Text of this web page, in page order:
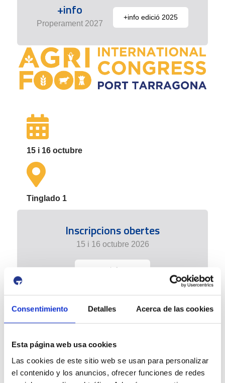
Consentimiento Detalles Acerca de las cookies
Esta página web usa cookies
Las cookies de este sitio web se usan para personalizar
el contenido y los anuncios, ofrecer funciones de redes
+info
Properament 2027
+info edició 2025
15 i 16 octubre
Tinglado 1
Inscripcions obertes
15 i 16 octubre 2026
+ info